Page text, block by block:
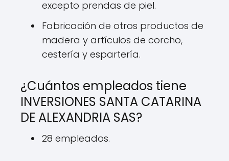
excepto prendas de piel.
Fabricación de otros productos de
madera y artículos de corcho,
cestería y espartería.
¿Cuántos empleados tiene
INVERSIONES SANTA CATARINA
DE ALEXANDRIA SAS?
28 empleados.